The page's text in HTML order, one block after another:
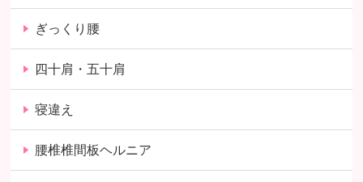
ぎっくり腰
四十肩・五十肩
寝違え
腰椎椎間板ヘルニア